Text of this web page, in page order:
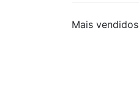
Mais vendidos